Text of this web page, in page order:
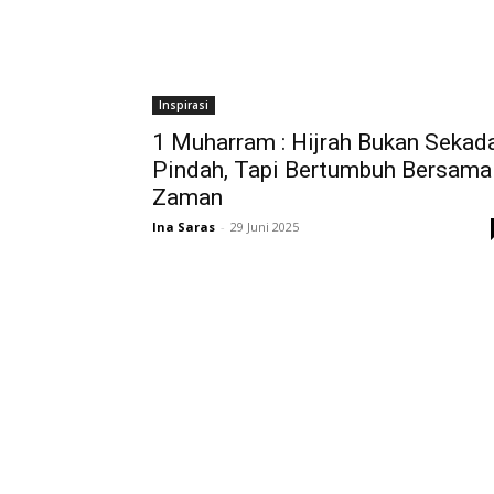
Inspirasi
1 Muharram : Hijrah Bukan
Pindah, Tapi Bertumbuh Bersama
Zaman
Ina Saras - 29 Juni 2025